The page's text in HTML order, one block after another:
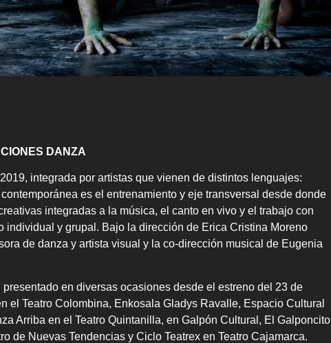
DANZA
integrada por artistas que vienen de distintos lenguajes:
es el entrenamiento y eje transversal desde donde
integradas a la música, el canto en vivo y el trabajo con
individual y grupal. Bajo la dirección de Erica Cristina Moreno
de danza y artista visual y la co-dirección musical de Eugenia
presentado en diversas ocasiones desde el estreno del 23 de
el Teatro Colombina, Enkosala Gladys Ravalle, Espacio Cultural
Arriba en el Teatro Quintanilla, en Galpón Cultural, El Galponcito
de Nuevas Tendencias y Ciclo Teatrex en Teatro Cajamarca.